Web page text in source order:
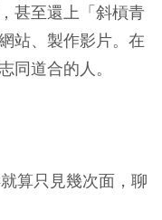
甚至還上「斜槓青
站、製作影片。在
同道合的人。
算只見幾次面，聊